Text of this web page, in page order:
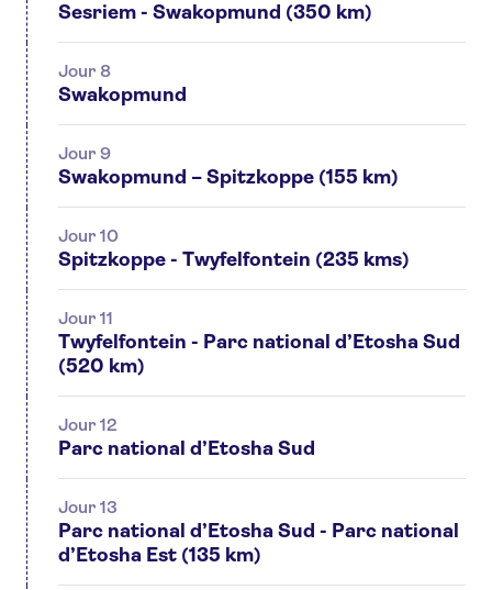
Sesriem - Swakopmund (350 km)
Jour 8
Swakopmund
Jour 9
Swakopmund – Spitzkoppe (155 km)
Jour 10
Spitzkoppe - Twyfelfontein (235 kms)
Jour 11
Twyfelfontein - Parc national d’Etosha Sud
(520 km)
Jour 12
Parc national d’Etosha Sud
Jour 13
Parc national d’Etosha Sud - Parc national
d’Etosha Est (135 km)